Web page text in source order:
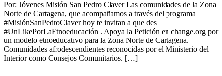
Por: Jóvenes Misión San Pedro Claver Las comunidades de la Zona
Norte de Cartagena, que acompañamos a través del programa
#MisiónSanPedroClaver hoy te invitan a que des
#UnLikePorLaEtnoeducación . Apoya la Petición en change.org por
un modelo etnoeducativo para la Zona Norte de Cartagena.
Comunidades afrodescendientes reconocidas por el Ministerio del
Interior como Consejos Comunitarios. […]